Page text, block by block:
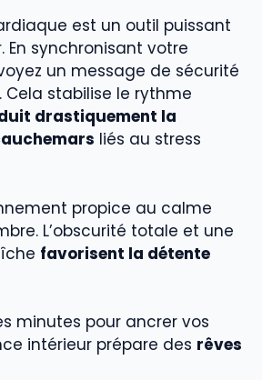
est un outil puissant
synchronisant votre
un message de sécurité
stabilise le rythme
drastiquement la
liés au stress
propice au calme
L’obscurité totale et une
favorisent la détente
minutes pour ancrer vos
intérieur prépare des rêves